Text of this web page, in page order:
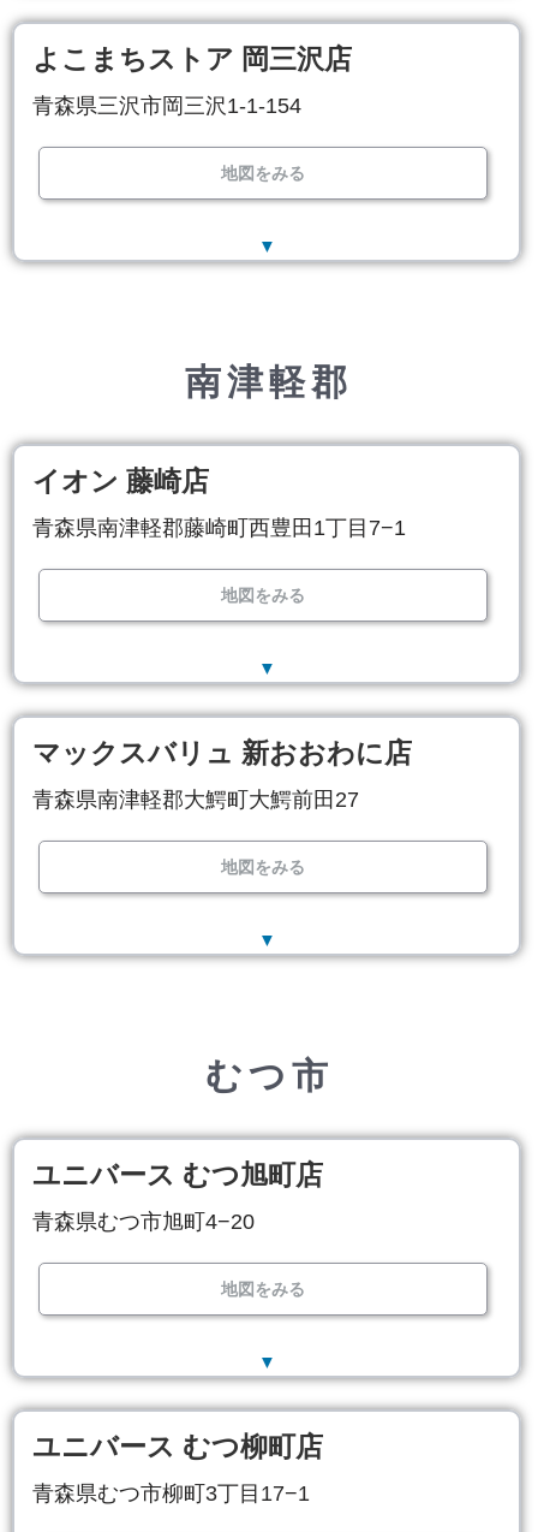
よこまちストア 岡三沢店
青森県三沢市岡三沢1-1-154
地図をみる
▼
南津軽郡
イオン 藤崎店
青森県南津軽郡藤崎町西豊田1丁目7−1
地図をみる
▼
マックスバリュ 新おおわに店
青森県南津軽郡大鰐町大鰐前田27
地図をみる
▼
むつ市
ユニバース むつ旭町店
青森県むつ市旭町4−20
地図をみる
▼
ユニバース むつ柳町店
青森県むつ市柳町3丁目17−1